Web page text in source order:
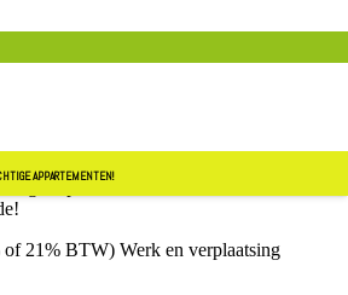
APPARTEMENTEN!
nu preventief onderhouden en
21% BTW) Werk en verplaatsing